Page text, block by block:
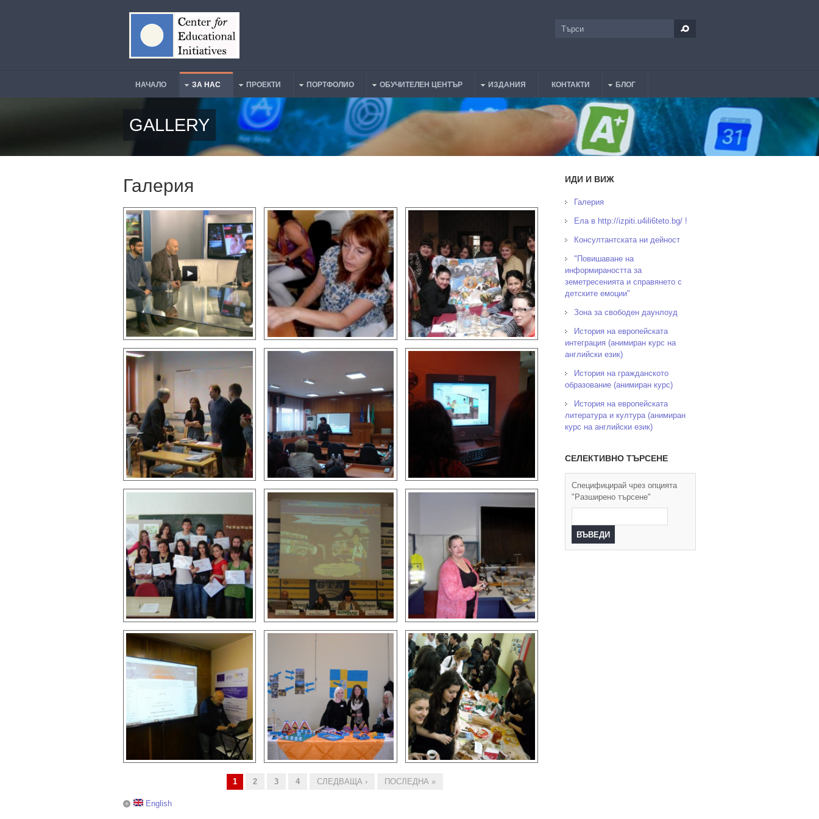
Търси
Main Menu
НАЧАЛО ЗА НАС ПРОЕКТИ ПОРТФОЛИО ОБУЧИТЕЛЕН ЦЕНТЪР ИЗДАНИЯ КОНТАКТИ БЛОГ
GALLERY
Галерия
1 2 3 4 СЛЕДВАЩА › ПОСЛЕДНА »
English
ИДИ И ВИЖ
Галерия
Ела в http://izpiti.u4ili6teto.bg/ !
Консултантската ни дейност
"Повишаване на
информираността за
земетресенията и справянето с
детските емоции"
Зона за свободен даунлоуд
История на европейската
интеграция (анимиран курс на
английски език)
История на гражданското
образование (анимиран курс)
История на европейската
литература и култура (анимиран
курс на английски език)
СЕЛЕКТИВНО ТЪРСЕНЕ
Специфицирай чрез опцията
"Разширено търсене"